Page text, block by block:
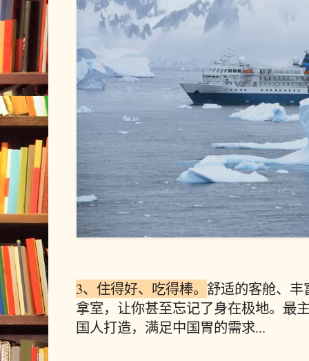
3、住得好、 吃得棒。 舒适的客舱、
拿室，让你甚至忘记了身在极地。最
国人打造，满足中国胃的需求...